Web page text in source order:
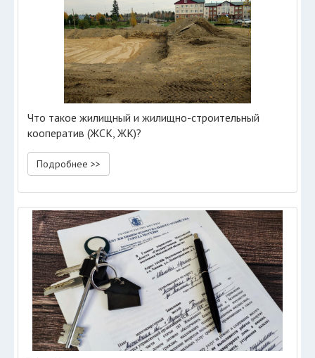
Что такое жилищный и жилищно-строительный
кооператив (ЖСК, ЖК)?
Подробнее >>